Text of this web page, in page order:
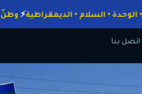
الحرية • الوحدة • السلام • الديمقراطية
اتصل بنا